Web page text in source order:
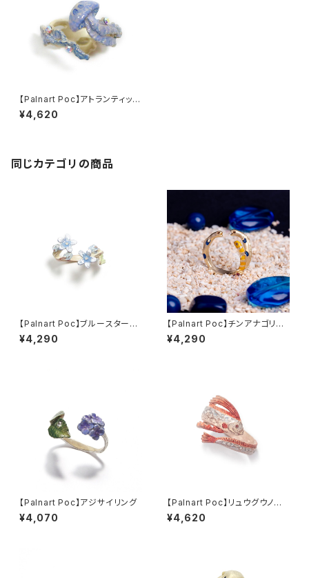
【Palnart Poc】アトランティック
シーネットルリング くらげ
¥4,620
同じカテゴリの商品
【Palnart Poc】ブルースターリ
ング
¥4,290
【Palnart Poc】チンアナゴリン
グ
¥4,290
【Palnart Poc】アジサイリング
¥4,070
【Palnart Poc】リュウグウノツ
カイリング
¥4,620